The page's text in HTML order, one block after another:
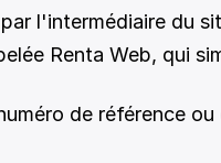
l'intermédiaire du
Renta Web, qui
de référence